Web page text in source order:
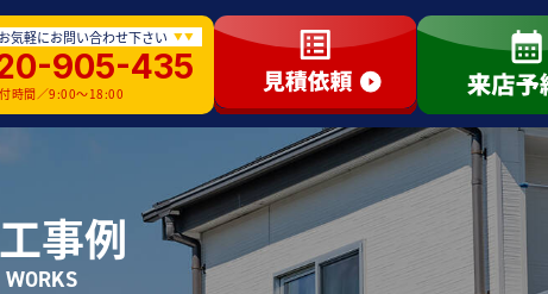
気軽にお問い合わせ下さい
905-435
時間／9:00〜18:00
事例
WORKS